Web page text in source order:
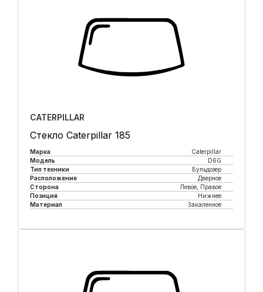
CATERPILLAR
Стекло Caterpillar 185
Марка
Caterpillar
Модель
D6G
Тип техники
Бульдозер
Расположение
Дверное
Сторона
Левое, Правое
Позиция
Нижнее
Материал
Закаленное